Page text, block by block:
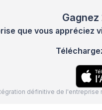
que vous appréciez
définitive de